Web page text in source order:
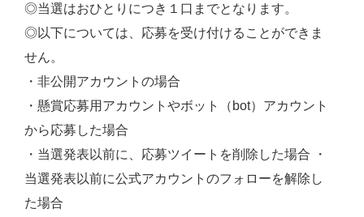
◎当選はおひとりにつき１口までとなります。
◎以下については、応募を受け付けることができま
せん。
・非公開アカウントの場合
・懸賞応募用アカウントやボット（bot）アカウント
から応募した場合
・当選発表以前に、応募ツイートを削除した場合 ・
当選発表以前に公式アカウントのフォローを解除し
た場合